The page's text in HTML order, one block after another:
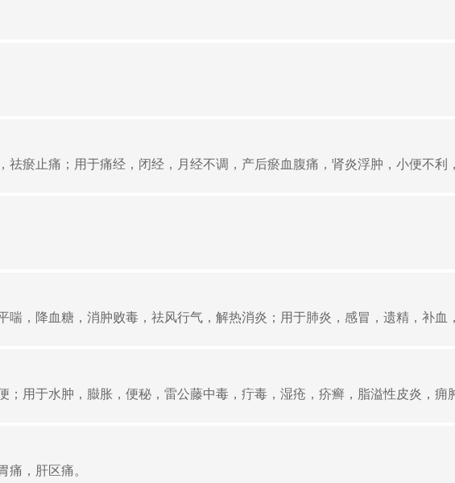
瘀止痛；用于痛经，闭经，月经不调，产后瘀血腹痛，肾炎浮肿，小便不利
，降血糖，消肿败毒，祛风行气，解热消炎；用于肺炎，感冒，遗精，补血
用于水肿，臌胀，便秘，雷公藤中毒，疔毒，湿疮，疥癣，脂溢性皮炎，痈
，肝区痛。